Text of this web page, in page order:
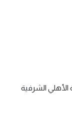
الشرفية